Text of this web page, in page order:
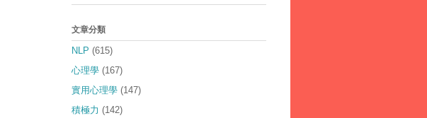
文章分類
NLP (615)
心理學 (167)
實用心理學 (147)
積極力 (142)